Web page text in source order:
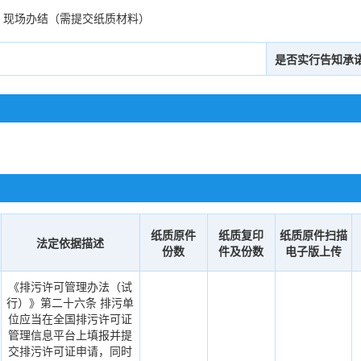
场办结（需提交纸质材料）
是否实行告知承
法定依据描述
纸质原件
份数
纸质复印
件及份数
纸质原件扫描
电子版上传
《排污许可管理办法（试
行）》第二十六条 排污单
位应当在全国排污许可证
管理信息平台上填报并提
交排污许可证申请，同时